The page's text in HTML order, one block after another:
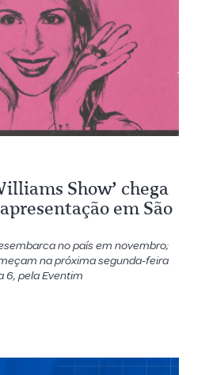
Show’ chega
em São
no país em novembro;
na próxima segunda-feira
6, pela Eventim